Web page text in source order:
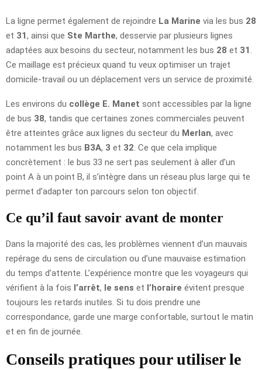
La ligne permet également de rejoindre La Marine via les bus 28
et 31, ainsi que Ste Marthe, desservie par plusieurs lignes
adaptées aux besoins du secteur, notamment les bus 28 et 31
Ce maillage est précieux quand tu veux optimiser un trajet
domicile-travail ou un déplacement vers un service de proximité.
Les environs du collège E. Manet sont accessibles par la ligne
de bus 38, tandis que certaines zones commerciales peuvent
être atteintes grâce aux lignes du secteur du Merlan, avec
notamment les bus B3A, 3 et 32 . Ce que cela implique
concrètement : le bus 33 ne sert pas seulement à aller d’un
point A à un point B, il s’intègre dans un réseau plus large qui te
permet d’adapter ton parcours selon ton objectif.
Ce qu’il faut savoir avant de monter
Dans la majorité des cas, les problèmes viennent d’un mauvais
repérage du sens de circulation ou d’une mauvaise estimation
du temps d’attente. L’expérience montre que les voyageurs qui
vérifient à la fois l’arrêt, le sens et l’horaire évitent presque
toujours les retards inutiles. Si tu dois prendre une
correspondance, garde une marge confortable, surtout le matin
et en fin de journée.
Conseils pratiques pour utiliser le